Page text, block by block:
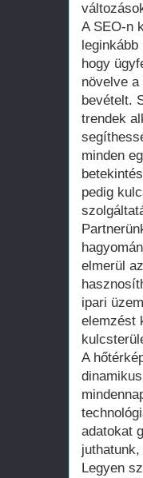
A SEO-n
hogy
növelve
bevételt.
trendek
minden
pedig
elmerül
ipari
elemzést
A
adatokat
Legyen